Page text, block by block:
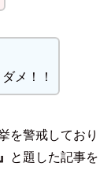
メ！！
を警戒しており
と題した記事を